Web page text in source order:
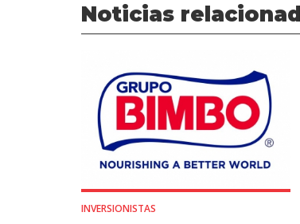
Noticias
INVERSIONISTAS